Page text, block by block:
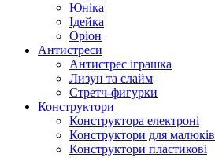
Юніка
Ідейка
Оріон
Антистреси
Антистрес іграшка
Лизун та слайм
Стретч-фигурки
Конструктори
Конструктора електроні
Конструктори для малюків
Конструктори пластикові